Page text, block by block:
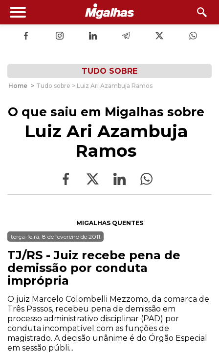
TUDO SOBRE
Home > Tudo sobre > Luiz Ari Azambuja Ramos
O que saiu em Migalhas sobre
Luiz Ari Azambuja
Ramos
MIGALHAS QUENTES
terça-feira, 8 de fevereiro de 2011
TJ/RS - Juiz recebe pena de
demissão por conduta
imprópria
O juiz Marcelo Colombelli Mezzomo, da comarca de
Três Passos, recebeu pena de demissão em
processo administrativo disciplinar (PAD) por
conduta incompatível com as funções de
magistrado. A decisão unânime é do Órgão Especial
em sessão públi...